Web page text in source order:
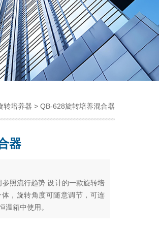
转培养器 > QB-628旋转培养混合器
器
照流行趋势 设计的一款旋转培
，旋转角度可随意调节，可连
温箱中使用。